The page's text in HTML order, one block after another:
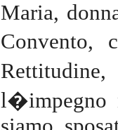
Maria,
Convento,
l�impegno